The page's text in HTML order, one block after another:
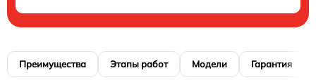
Преимущества Этапы работ Модели Гарантия